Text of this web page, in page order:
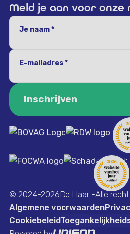
Meld je aan voor onze
Je naam *
E-mailadres *
Inschrijven
Inschrijven
© 2024-2026De Haar -Alle
Algemene voorwaarden
Cookiebeleid